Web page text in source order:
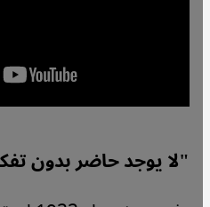
"لا يوجد حاضر بدون